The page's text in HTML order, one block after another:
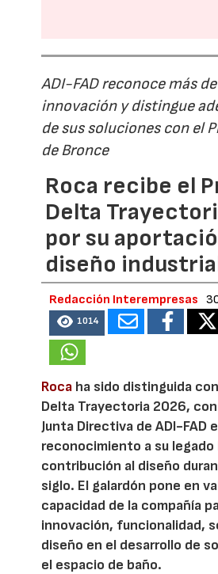
ADI-FAD reconoce más
innovación y distingue
de sus soluciones con el
de Bronce
Roca recibe el
Delta
por su
diseño
Redacción Interempresas
1014
Roca ha sido distinguida
Delta Trayectoria 2026,
Junta Directiva de ADI-FAD
reconocimiento a su legado
contribución al diseño
siglo. El galardón pone en
capacidad de la compañía
innovación, funcionalidad,
diseño en el desarrollo de
el espacio de baño.